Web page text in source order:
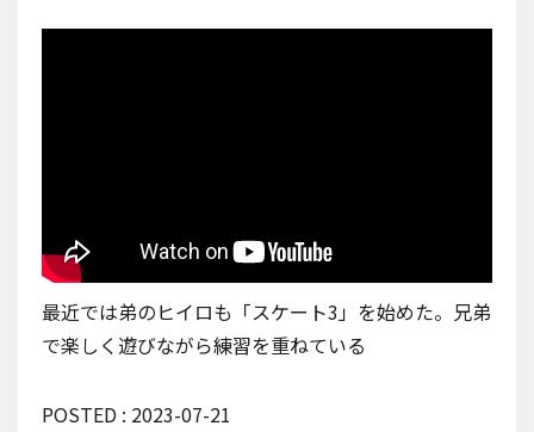
最近では弟のヒイロも「スケート3」を始めた。兄弟
で楽しく遊びながら練習を重ねている
POSTED : 2023-07-21